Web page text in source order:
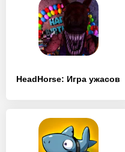
HeadHorse: Игра ужасов